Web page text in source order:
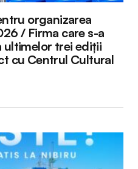
organizarea
/ Firma care s-a
ultimelor trei ediții
cu Centrul Cultural